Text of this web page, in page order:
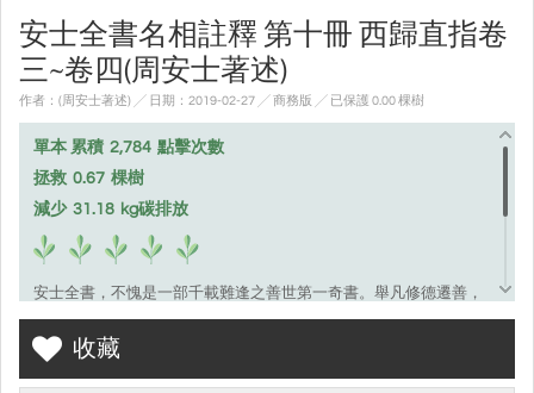
安士全書名相註釋 第十冊 西歸直指卷
三~卷四(周安士著述)
作者：(周安士著述) ╱ 日期：2019-02-27 ╱ 商務版 ╱ 已保護 0.00 棵樹
單本 累積 2,784 點擊次數
拯救 0.67 棵樹
減少 31.18 kg碳排放
安士全書，不愧是一部千載難逢之善世第一奇書。舉凡修德遷善，
三世因果，六道輪迴，持佛聖號，求生西方，森羅萬象，無所不
包。是一部難能可貴，值得人人一讀之大好善書。世間報章雜誌可
以不看，安士全書不可不讀。閱讀此書可助我們了解宇宙人生的真
收藏